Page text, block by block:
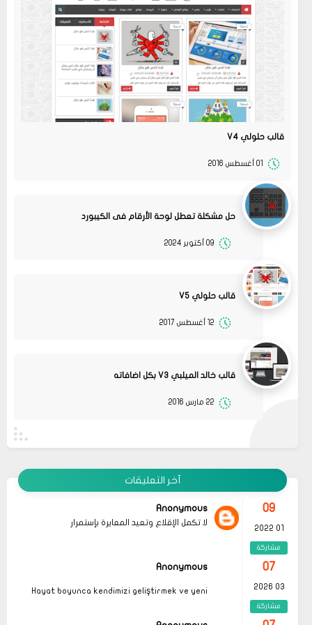
قالب حلولي V4
01 أغسطس 2016
حل مشكلة تعطل لوحة الأرقام فى الكيبورد
09 أكتوبر 2024
قالب حلولي V5
12 أغسطس 2017
قالب خالد الميلبي V3 بكل اضافاته
22 مارس 2016
آخر التعليقات
07
03 2026
مشاركة
Anonymous
Hayat boyunca kendimizi geliştirmek ve yeni
listeleri, bu süreçte bize
02 2022
مشاركة
أو عمل إعادة ضبط المصنع
08
جرب الطريقتين ممكن تحل المشكله
02 2022
حلولي
09
01 2022
مشاركة
Anonymous
لا تكمل الإقلاع وتعيد المعايرة بإستمرار